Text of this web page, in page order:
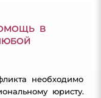
В
необходимо
юристу.